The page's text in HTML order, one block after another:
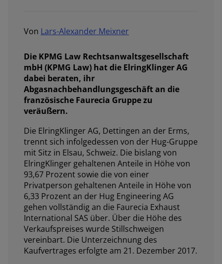
Von Lars-Alexander Meixner
Die KPMG Law Rechtsanwaltsgesellschaft
mbH (KPMG Law) hat die ElringKlinger AG
dabei beraten, ihr
Abgasnachbehandlungsgeschäft an die
französische Faurecia Gruppe zu
veräußern.
Die ElringKlinger AG, Dettingen an der Erms,
trennt sich infolgedessen von der Hug-Gruppe
mit Sitz in Elsau, Schweiz. Die bislang von
ElringKlinger gehaltenen Anteile in Höhe von
93,67 Prozent sowie die von einer
Privatperson gehaltenen Anteile in Höhe von
6,33 Prozent an der Hug Engineering AG
gehen vollständig an die Faurecia Exhaust
International SAS über. Über die Höhe des
Verkaufspreises wurde Stillschweigen
vereinbart. Die Unterzeichnung des
Kaufvertrages erfolgte am 21. Dezember 2017.